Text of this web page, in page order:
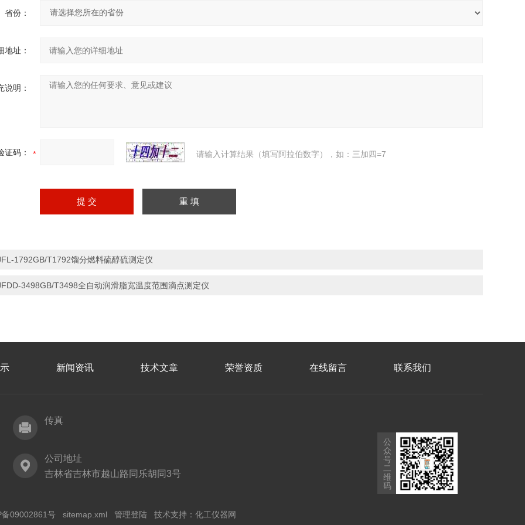
省份：
地址：
说明：
证码： 请输入计算结果（填写阿拉伯数字），如：三加四=7
1792GB/T1792馏分燃料硫醇硫测定仪
3498GB/T3498全自动润滑脂宽温度范围滴点测定仪
新闻资讯 技术文章 荣誉资质 在线留言 联系我们
传真
公司地址
吉林省吉林市越山路同乐胡同3号
备09002861号 sitemap.xml 管理登陆 技术支持： 化工仪器网
公
众
号
二
维
码